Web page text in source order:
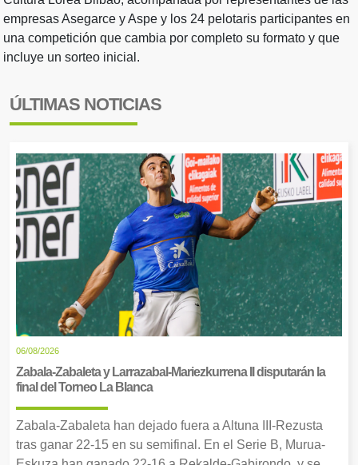
empresas Asegarce y Aspe y los 24 pelotaris participantes en
una competición que cambia por completo su formato y que
incluye un sorteo inicial.
ÚLTIMAS NOTICIAS
06/08/2026
Zabala-Zabaleta y Larrazabal-Mariezkurrena II disputarán la
final del Torneo La Blanca
Zabala-Zabaleta han dejado fuera a Altuna III-Rezusta
tras ganar 22-15 en su semifinal. En el Serie B, Murua-